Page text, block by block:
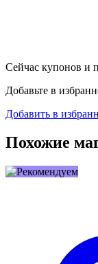
Сейчас купонов и
Добавьте в
Добавить в
Похожие